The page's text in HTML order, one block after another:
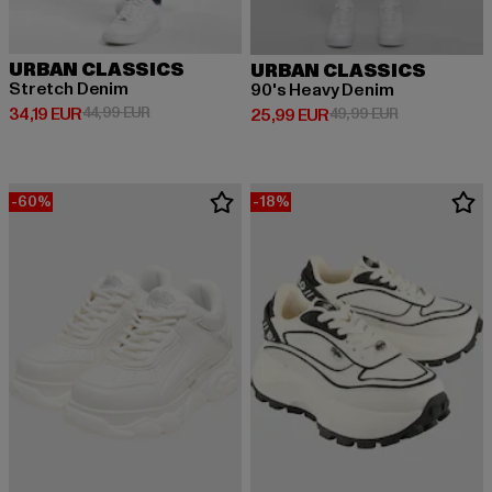
URBAN CLASSICS
Stretch Denim
34,19 EUR
Derzeitiger Preis: 34,19 EUR
44,99 EURAktionspreis: 44,99 EUR
URBAN CLASSICS
90's Heavy Denim
25,99 EUR
Derzeitiger Preis: 25,99 EUR
49,99 EURAktionspreis:
-60% -18%